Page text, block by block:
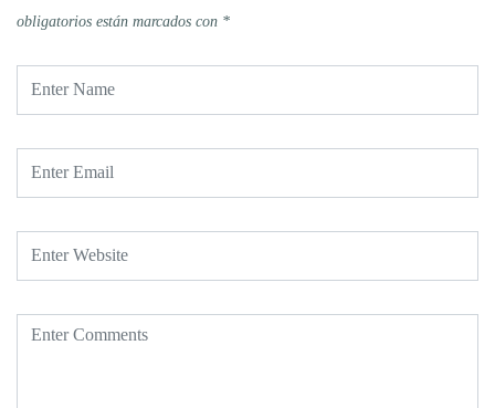
obligatorios están marcados con *